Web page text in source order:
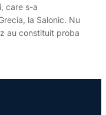
care s-a
la Salonic. Nu
au constituit proba